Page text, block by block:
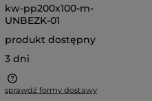
kw-pp200x100-m-
UNBEZK-01
produkt dostępny
3 dni
kosztów płatności
sprawdź formy dostawy